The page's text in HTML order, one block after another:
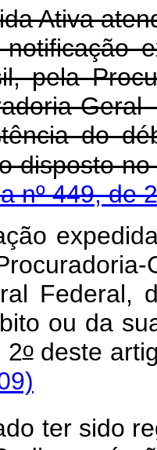
Ativa
pela
do
disposto
nº 449, de
Federal,
ou da
2odeste
ter sido